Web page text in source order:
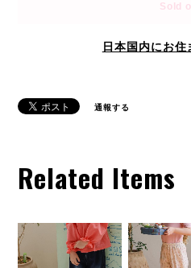
Sold
日本国内にお住
通報する
Related Items